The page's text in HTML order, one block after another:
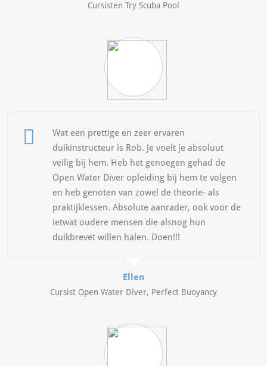
Cursisten Try Scuba Pool
Wat een prettige en zeer ervaren
duikinstructeur is Rob. Je voelt je absoluut
veilig bij hem. Heb het genoegen gehad de
Open Water Diver opleiding bij hem te volgen
en heb genoten van zowel de theorie- als
praktijklessen. Absolute aanrader, ook voor de
ietwat oudere mensen die alsnog hun
duikbrevet willen halen. Doen!!!
Ellen
Cursist Open Water Diver, Perfect Buoyancy